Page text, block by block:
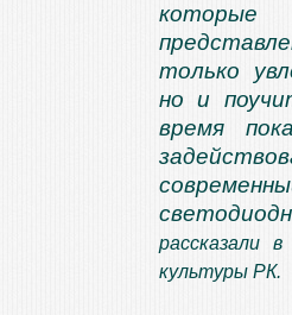
только
но и
время
рассказали
культуры РК.